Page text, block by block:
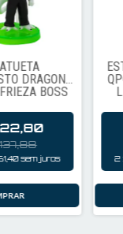
DRAGON
BOSS
sem juros 2